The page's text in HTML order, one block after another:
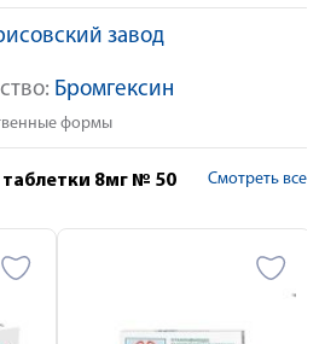
завод
Бромгексин
формы
8мг № 50 Смотреть все